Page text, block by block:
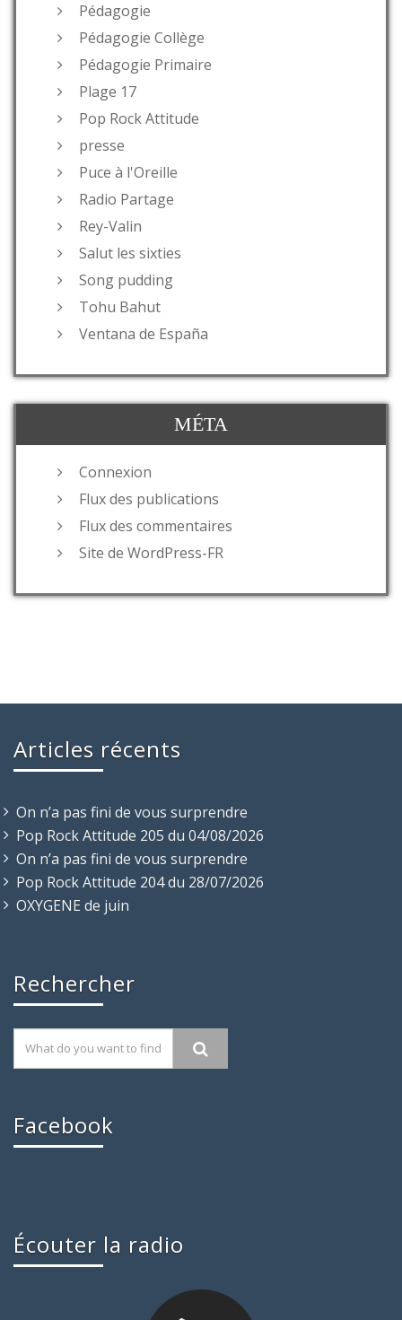
Pédagogie
Pédagogie Collège
Pédagogie Primaire
Plage 17
Pop Rock Attitude
presse
Puce à l'Oreille
Radio Partage
Rey-Valin
Salut les sixties
Song pudding
Tohu Bahut
Ventana de España
MÉTA
Connexion
Flux des publications
Flux des commentaires
Site de WordPress-FR
Articles récents
On n’a pas fini de vous surprendre
Pop Rock Attitude 205 du 04/08/2026
On n’a pas fini de vous surprendre
Pop Rock Attitude 204 du 28/07/2026
OXYGENE de juin
Rechercher
Facebook
Écouter la radio